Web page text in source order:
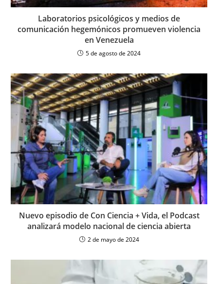
Laboratorios psicológicos y medios de
comunicación hegemónicos promueven violencia
en Venezuela
5 de agosto de 2024
Nuevo episodio de Con Ciencia + Vida, el Podcast
analizará modelo nacional de ciencia abierta
2 de mayo de 2024